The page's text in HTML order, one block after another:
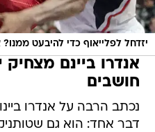
יזדחל לפלייאוף כדי להיבעט ממנו?
אנדרו ביינם
חושבים
נכתב הרבה על אנדרו
דבר אחד: הוא גם